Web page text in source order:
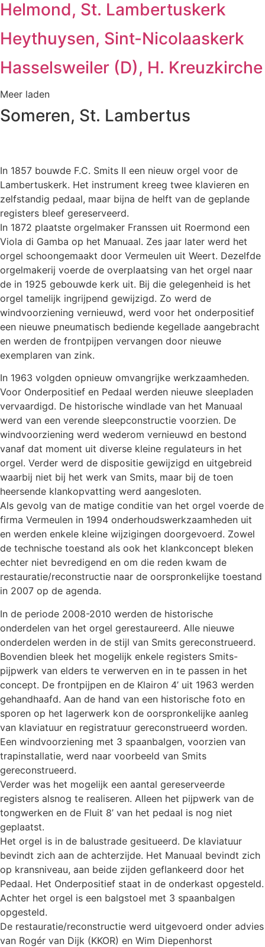
Helmond, St. Lambertuskerk
Heythuysen, Sint-Nicolaaskerk
Hasselsweiler (D), H. Kreuzkirche
Meer laden
Someren, St. Lambertus
In 1857 bouwde F.C. Smits II een nieuw orgel voor de
Lambertuskerk. Het instrument kreeg twee klavieren en
zelfstandig pedaal, maar bijna de helft van de geplande
registers bleef gereserveerd.
In 1872 plaatste orgelmaker Franssen uit Roermond een
Viola di Gamba op het Manuaal. Zes jaar later werd het
orgel schoongemaakt door Vermeulen uit Weert. Dezelfde
orgelmakerij voerde de overplaatsing van het orgel naar
de in 1925 gebouwde kerk uit. Bij die gelegenheid is het
orgel tamelijk ingrijpend gewijzigd. Zo werd de
windvoorziening vernieuwd, werd voor het onderpositief
een nieuwe pneumatisch bediende kegellade aangebracht
en werden de frontpijpen vervangen door nieuwe
exemplaren van zink.
In 1963 volgden opnieuw omvangrijke werkzaamheden.
Voor Onderpositief en Pedaal werden nieuwe sleepladen
vervaardigd. De historische windlade van het Manuaal
werd van een verende sleepconstructie voorzien. De
windvoorziening werd wederom vernieuwd en bestond
vanaf dat moment uit diverse kleine regulateurs in het
orgel. Verder werd de dispositie gewijzigd en uitgebreid
waarbij niet bij het werk van Smits, maar bij de toen
heersende klankopvatting werd aangesloten.
Als gevolg van de matige conditie van het orgel voerde de
firma Vermeulen in 1994 onderhoudswerkzaamheden uit
en werden enkele kleine wijzigingen doorgevoerd. Zowel
de technische toestand als ook het klankconcept bleken
echter niet bevredigend en om die reden kwam de
restauratie/reconstructie naar de oorspronkelijke toestand
in 2007 op de agenda.
In de periode 2008-2010 werden de historische
onderdelen van het orgel gerestaureerd. Alle nieuwe
onderdelen werden in de stijl van Smits gereconstrueerd.
Bovendien bleek het mogelijk enkele registers Smits-
pijpwerk van elders te verwerven en in te passen in het
concept. De frontpijpen en de Klairon 4’ uit 1963 werden
gehandhaafd. Aan de hand van een historische foto en
sporen op het lagerwerk kon de oorspronkelijke aanleg
van klaviatuur en registratuur gereconstrueerd worden.
Een windvoorziening met 3 spaanbalgen, voorzien van
trapinstallatie, werd naar voorbeeld van Smits
gereconstrueerd.
Verder was het mogelijk een aantal gereserveerde
registers alsnog te realiseren. Alleen het pijpwerk van de
tongwerken en de Fluit 8’ van het pedaal is nog niet
geplaatst.
Het orgel is in de balustrade gesitueerd. De klaviatuur
bevindt zich aan de achterzijde. Het Manuaal bevindt zich
op kransniveau, aan beide zijden geflankeerd door het
Pedaal. Het Onderpositief staat in de onderkast opgesteld.
Achter het orgel is een balgstoel met 3 spaanbalgen
opgesteld.
De restauratie/reconstructie werd uitgevoerd onder advies
van Rogér van Dijk (KKOR) en Wim Diepenhorst